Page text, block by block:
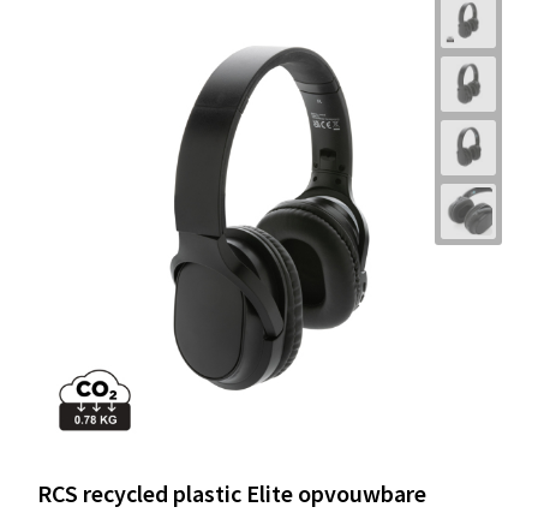
RCS recycled plastic Elite opvouwbare